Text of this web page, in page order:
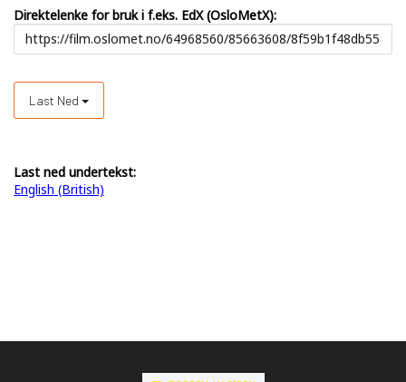
Direktelenke for bruk i f.eks. EdX (OsloMetX):
Last Ned
Last ned undertekst:
English (British)